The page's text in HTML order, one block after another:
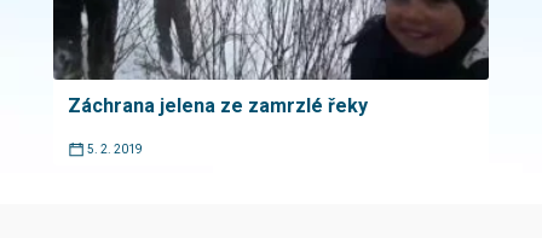
Záchrana jelena ze zamrzlé řeky
5. 2. 2019